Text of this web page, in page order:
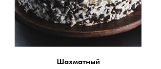
Шахматный